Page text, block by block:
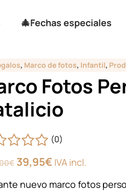
🎄Fechas especiales
, Marco de fotos, Infantil,
Fotos
(0)
€ El
precio
original
39,95€El
actual
IVA incl.
nuevo marco fotos